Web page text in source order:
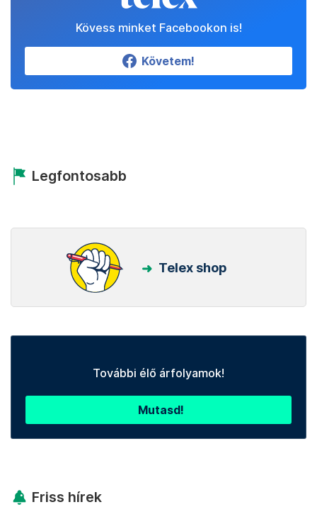
Kövess minket Facebookon is!
Követem!
Legfontosabb
Telex shop
További élő árfolyamok!
Mutasd!
Friss hírek